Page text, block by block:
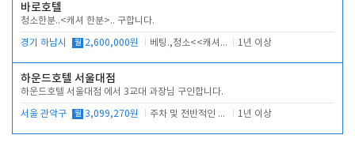
바로호텔
청소한분..<캐셔 한분>.. 구합니다.
경기 하남시 월 2,600,000원 베팅.,청소<<캐셔 모셔봅니다. 1년 이상
하운드호텔 서울대점
하운드호텔 서울대점 에서 3교대 과장님 구인합니다.
서울 관악구 월 3,099,270원 주차 및 전반적인 당번업무 1년 이상